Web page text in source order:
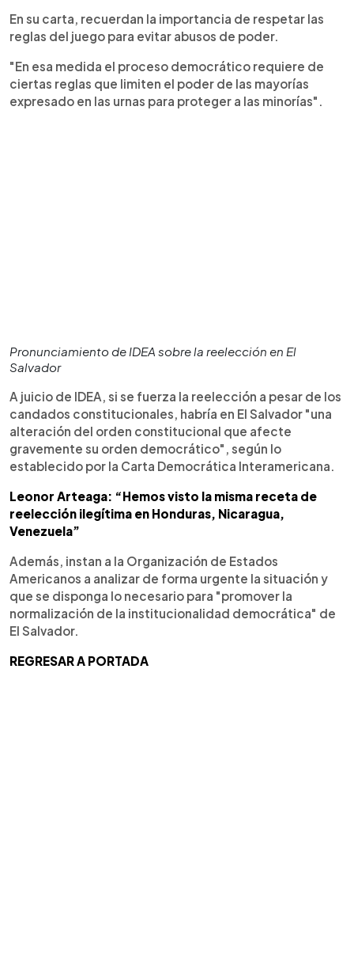
En su carta, recuerdan la importancia de respetar las
reglas del juego para evitar abusos de poder.
"En esa medida el proceso democrático requiere de
ciertas reglas que limiten el poder de las mayorías
expresado en las urnas para proteger a las minorías".
Pronunciamiento de IDEA sobre la reelección en El
Salvador
A juicio de IDEA, si se fuerza la reelección a pesar de los
candados constitucionales, habría en El Salvador "una
alteración del orden constitucional que afecte
gravemente su orden democrático", según lo
establecido por la Carta Democrática Interamericana.
Leonor Arteaga: “Hemos visto la misma receta de
reelección ilegítima en Honduras, Nicaragua,
Venezuela”
Además, instan a la Organización de Estados
Americanos a analizar de forma urgente la situación y
que se disponga lo necesario para "promover la
normalización de la institucionalidad democrática" de
El Salvador.
REGRESAR A PORTADA